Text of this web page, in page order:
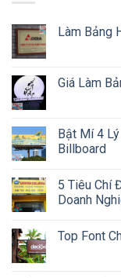
Làm Bảng
Giá Làm
Bật Mí 4
Billboard
5 Tiêu Chí
Doanh
Top Font